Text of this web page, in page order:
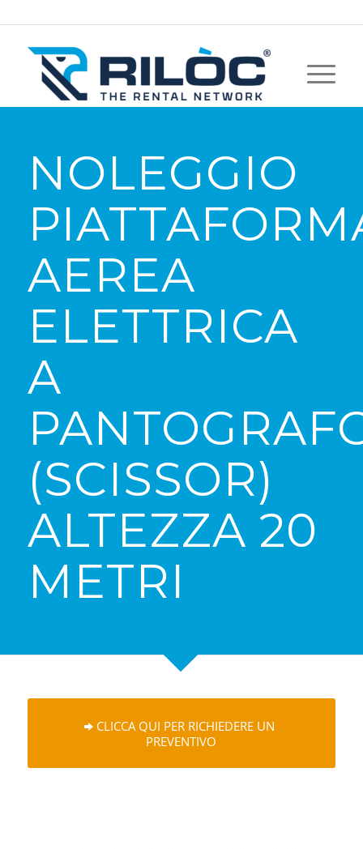
NOLEGGIO
AEREA
ELETTRICA
A
(SCISSOR)
ALTEZZA 20
METRI
CLICCA QUI PER RICHIEDERE UN
PREVENTIVO